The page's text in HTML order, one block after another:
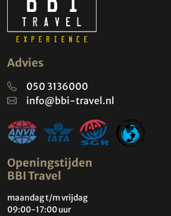
Advies
050 3136000
info@bbi-travel.nl
Openingstijden
BBI Travel
maandag t/m vrijdag
09:00-17:00 uur